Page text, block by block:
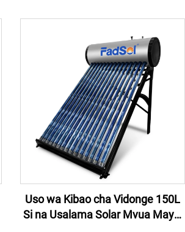
Kiungo cha Uzito Kamilifu
Uso wa Kibao cha Vidonge 150L
Si na Usalama Solar Mvua Mayai